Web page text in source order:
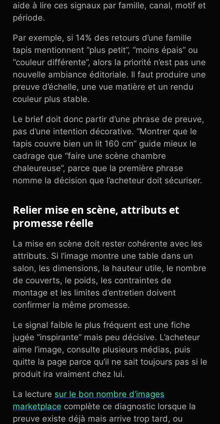
aide à lire ces signaux par famille, canal, motif et
période.
Par exemple, si 14% des retours d’une famille
tapis mentionnent “plus petit”, “moins épais” ou
“couleur différente”, alors la priorité n’est pas une
nouvelle ambiance éditoriale. Il faut produire une
preuve d’échelle, une vue matière et un rendu
couleur plus stable.
Le brief doit donc partir d’une phrase de preuve,
pas d’une intention décorative. “Montrer que le
tapis couvre bien un lit 160 cm” guide mieux le
cadrage que “faire une scène chambre
chaleureuse”, parce que la première phrase
nomme la décision que l’acheteur doit sécuriser.
Relier mise en scène, attributs et
promesse réelle
La mise en scène doit rester cohérente avec les
attributs. Si l’image montre une table dans un
salon, les dimensions, la hauteur utile, le nombre
de couverts, le poids, les contraintes de
montage et les limites d’entretien doivent
confirmer la même promesse.
Le signal faible le plus fréquent est une fiche
jugée “inspirante” mais peu décisive. L’acheteur
aime l’image, consulte plusieurs médias, puis
quitte la page parce qu’il ne sait toujours pas si le
produit ira vraiment chez lui.
La lecture sur le bon nombre d’images
marketplace complète ce diagnostic lorsque la
preuve existe déjà mais arrive trop tard, ou